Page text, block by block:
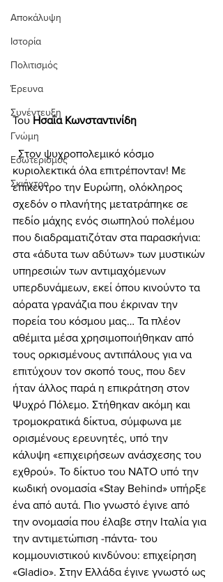
Αποκάλυψη
Ιστορία
Πολιτισμός
Έρευνα
Συνέντευξη
Γνώμη
Εσωτερισμός
Σκιάχτρο
Του Ησαΐα Κωνσταντινίδη
  Στον ψυχροπολεμικό κόσμο
κυριολεκτικά όλα επιτρέπονταν! Με
επίκεντρο την Ευρώπη, ολόκληρος
σχεδόν ο πλανήτης μετατράπηκε σε
πεδίο μάχης ενός σιωπηλού πολέμου
που διαδραματιζόταν στα παρασκήνια:
στα «άδυτα των αδύτων» των μυστικών
υπηρεσιών των αντιμαχόμενων
υπερδυνάμεων, εκεί όπου κινούντο τα
αόρατα γρανάζια που έκριναν την
πορεία του κόσμου μας… Τα πλέον
αθέμιτα μέσα χρησιμοποιήθηκαν από
τους ορκισμένους αντιπάλους για να
επιτύχουν τον σκοπό τους, που δεν
ήταν άλλος παρά η επικράτηση στον
Ψυχρό Πόλεμο. Στήθηκαν ακόμη και
τρομοκρατικά δίκτυα, σύμφωνα με
ορισμένους ερευνητές, υπό την
κάλυψη «επιχειρήσεων ανάσχεσης του
εχθρού». Το δίκτυο του ΝΑΤΟ υπό την
κωδική ονομασία «Stay Behind» υπήρξε
ένα από αυτά. Πιο γνωστό έγινε από
την ονομασία που έλαβε στην Ιταλία για
την αντιμετώπιση -πάντα- του
κομμουνιστικού κινδύνου: επιχείρηση
«Gladio». Στην Ελλάδα έγινε γνωστό ως